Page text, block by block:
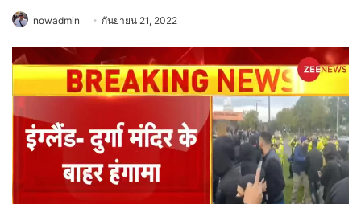
nowadmin กันยายน 21, 2022